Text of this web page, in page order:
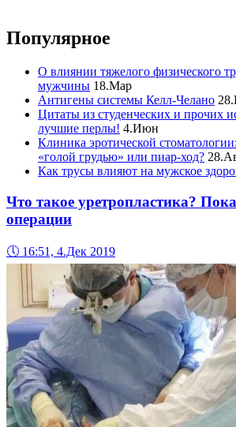
Популярное
О влиянии тяжелого физического
мужчины 18.Мар
Антигены системы Келл-Челано
Цитаты из студенческих и прочих
лучшие перлы! 4.Июн
Клиника эротической
«голой грудью» или пиар-ход?
Как трусы влияют на мужское
Что такое уретропластика?
операции
🕔 16:51, 4.Дек 2019